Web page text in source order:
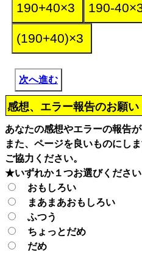
次へ進む
感想、エラー報告のお願い
あなたの感想やエラーの報告
また、ページを良いものにしま
ご協力ください。
★いずれか１つお選びください
おもしろい
まあまあおもしろい
ふつう
ちょっとだめ
だめ